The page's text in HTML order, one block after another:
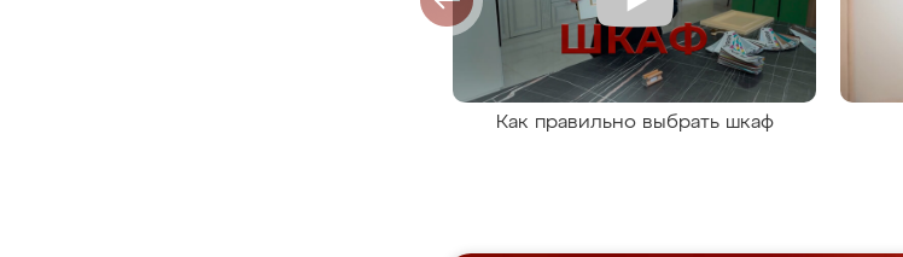
Как правильно выбрать шкаф